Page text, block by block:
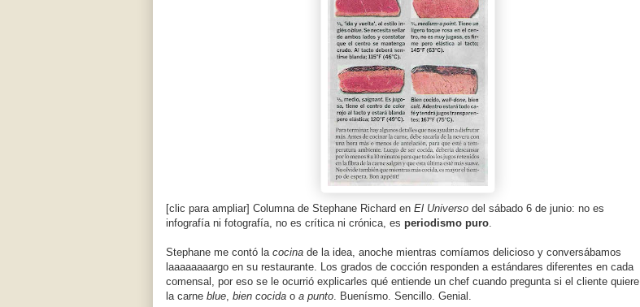
[clic para ampliar] Columna de Stephane Richard en El Universo del sábado 6 de junio: no es
infografía ni fotografía, no es crítica ni crónica, es periodismo puro.
Stephane me contó la cocina de la idea, anoche mientras comíamos delicioso y conversábamos
laaaaaaaargo en su restaurante. Los grados de cocción responden a estándares diferentes en cada
comensal, por eso se le ocurrió explicarles qué entiende un chef cuando pregunta si el cliente quiere
la carne blue, bien cocida o a punto. Buenísmo. Sencillo. Genial.